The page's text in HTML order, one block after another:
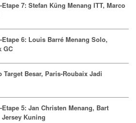
7: Stefan Küng Menang ITT, Marco
6: Louis Barré Menang Solo,
GC
Target Besar, Paris-Roubaix Jadi
5: Jan Christen Menang, Bart
Kuning